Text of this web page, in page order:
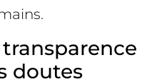
doutes